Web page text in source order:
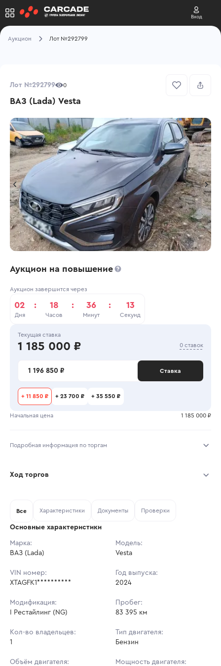
Вход
Аукцион Лот №292799
Лот №292799 0
ВАЗ (Lada) Vesta
Аукцион на повышение
Аукцион завершится через
02
Дня
: 18
Часов
: 36
Минут
: 13
Секунд
Текущая ставка
1 185 000 ₽ 0 ставок
1 196 850 ₽ Ставка
+ 11 850 ₽ + 23 700 ₽ + 35 550 ₽
Начальная цена 1 185 000 ₽
Подробная информация по торгам
Тип аукциона: Открытые торги
Шаг торгов: 11 850 ₽
Кол-во ставок:
Ход торгов
Ставок не найдено
в аукционах
Все Характеристики Документы Проверки
Основные характеристики
Марка:
ВАЗ (Lada)
Модель:
Vesta
VIN номер:
XTAGFK1**********
Год выпуска:
2024
Модификация:
I Рестайлинг (NG)
Пробег:
83 395 км
Кол-во владельцев:
1
Тип двигателя:
Бензин
Объём двигателя:
Мощность двигателя: